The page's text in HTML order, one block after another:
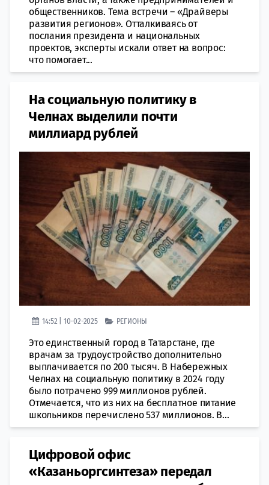
общественников. Тема встречи – «Драйверы
развития регионов». Отталкиваясь от
послания президента и национальных
проектов, эксперты искали ответ на вопрос:
что помогает...
На социальную политику в
Челнах выделили почти
миллиард рублей
14:52 | 10-02-2025 РЕГИОНЫ
Это единственный город в Татарстане, где
врачам за трудоустройство дополнительно
выплачивается по 200 тысяч. В Набережных
Челнах на социальную политику в 2024 году
было потрачено 999 миллионов рублей.
Отмечается, что из них на бесплатное питание
школьников перечислено 537 миллионов. В...
Цифровой офис
«Казаньоргсинтеза» передал